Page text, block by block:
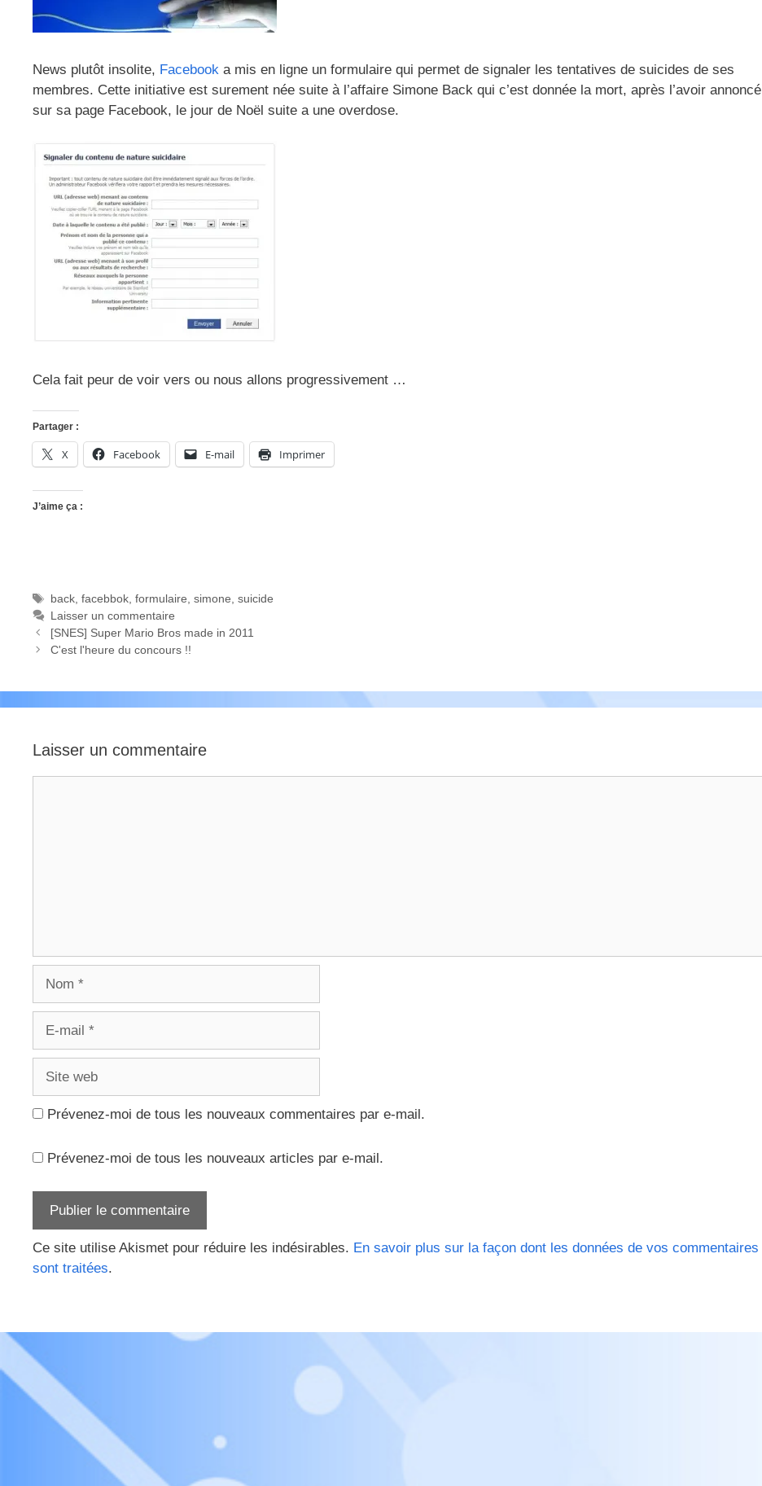
News plutôt insolite, Facebook a mis en ligne un formulaire qui permet de signaler les tentatives de suicides de ses
membres. Cette initiative est surement née suite à l’affaire Simone Back qui c’est donnée la mort, après l’avoir annoncé
sur sa page Facebook, le jour de Noël suite a une overdose.
Cela fait peur de voir vers ou nous allons progressivement …
Partager :
X Facebook E-mail Imprimer
J’aime ça :
Étiquettes
back, facebbok, formulaire, simone, suicide
Laisser un commentaire
[SNES] Super Mario Bros made in 2011
C'est l'heure du concours !!
Laisser un commentaire
Prévenez-moi de tous les nouveaux commentaires par e-mail.
Prévenez-moi de tous les nouveaux articles par e-mail.
Ce site utilise Akismet pour réduire les indésirables. En savoir plus sur la façon dont les données de vos commentaires
sont traitées.